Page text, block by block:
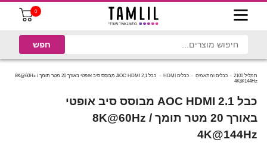
0
תמליל 2100 כבלים ומתאמים כבלים HDMI
כבל AOC HDMI 2.1 מבוסס סיב אופטי באורך 20 מטר תומך 8K@60Hz /
4K@144Hz
כבל AOC HDMI 2.1 מבוסס סיב אופטי
באורך 20 מטר תומך 8K@60Hz /
4K@144Hz